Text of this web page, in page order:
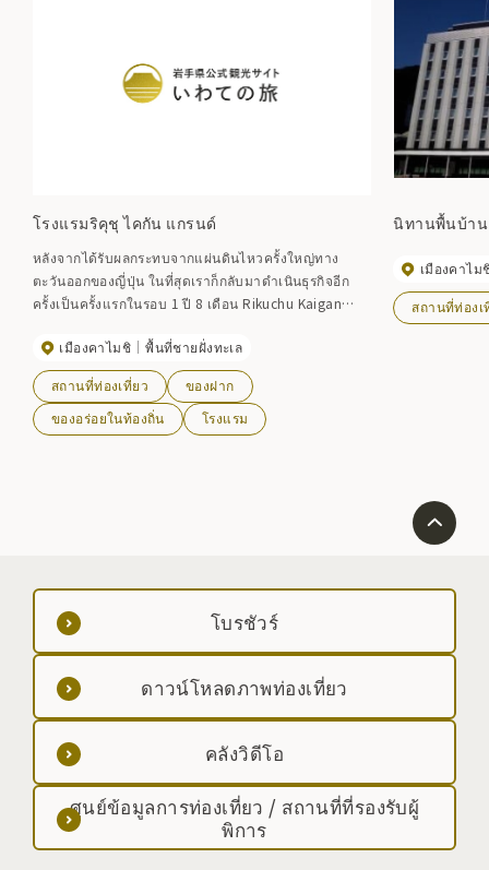
โรงแรมริคุชุ ไคกัน แกรนด์
หลังจากได้รับผลกระทบจากแผ่นดินไหวครั้งใหญ่ทาง
ตะวันออกของญี่ปุ่น ในที่สุดเราก็กลับมาดำเนินธุรกิจอีก
ครั้งเป็นครั้งแรกในรอบ 1 ปี 8 เดือน Rikuchu Kaigan
Kamaishi และตั้งอยู่ในตำแหน่งที่คุณสามารถมองเห็น
ทะเล Sanriku ได้ตลอดทั้งฤดูกาล
เมืองคาไมชิ พื้นที่ชายฝั่งทะเล
สถานที่ท่องเที่ยว
ของฝาก
ของอร่อยในท้องถิ่น
โรงแรม
นิทานพื้นบ้า
เมืองคาไม
สถานที่ท่องเ
โบรชัวร์
ดาวน์โหลดภาพท่องเที่ยว
คลังวิดีโอ
ศูนย์ข้อมูลการท่องเที่ยว / สถานที่ที่รองรับผู้
พิการ